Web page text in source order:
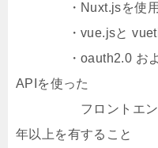
・Nuxt.jsを使用
・vue.jsと vuetify
・oauth2.0 および
APIを使った
フロントエンドア
年以上を有すること